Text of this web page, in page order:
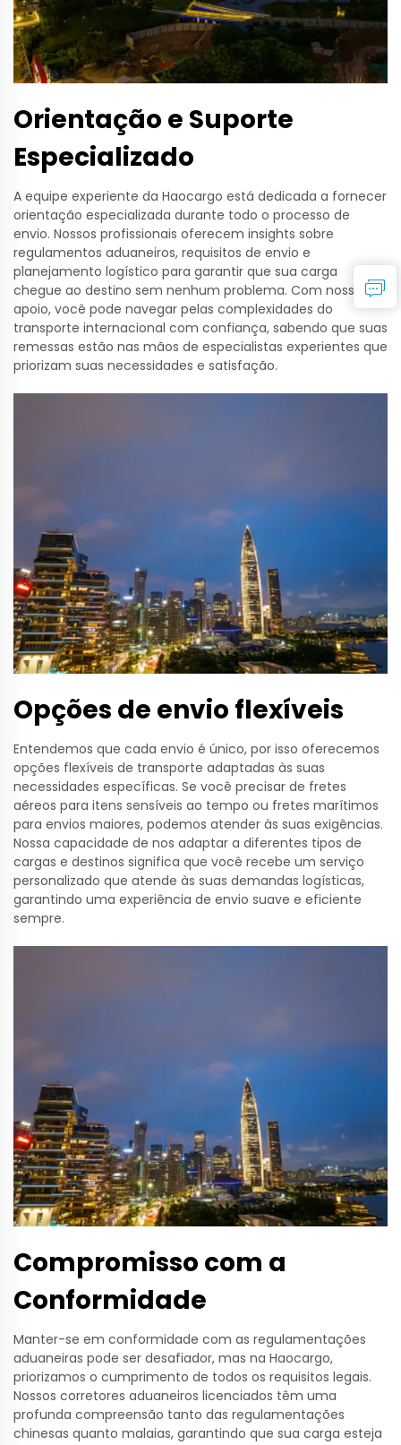
Orientação e Suporte
Especializado
A equipe experiente da Haocargo está dedicada a fornecer
orientação especializada durante todo o processo de
envio. Nossos profissionais oferecem insights sobre
regulamentos aduaneiros, requisitos de envio e
planejamento logístico para garantir que sua carga
chegue ao destino sem nenhum problema. Com nosso
apoio, você pode navegar pelas complexidades do
transporte internacional com confiança, sabendo que suas
remessas estão nas mãos de especialistas experientes que
priorizam suas necessidades e satisfação.
Opções de envio flexíveis
Entendemos que cada envio é único, por isso oferecemos
opções flexíveis de transporte adaptadas às suas
necessidades específicas. Se você precisar de fretes
aéreos para itens sensíveis ao tempo ou fretes marítimos
para envios maiores, podemos atender às suas exigências.
Nossa capacidade de nos adaptar a diferentes tipos de
cargas e destinos significa que você recebe um serviço
personalizado que atende às suas demandas logísticas,
garantindo uma experiência de envio suave e eficiente
sempre.
Compromisso com a
Conformidade
Manter-se em conformidade com as regulamentações
aduaneiras pode ser desafiador, mas na Haocargo,
priorizamos o cumprimento de todos os requisitos legais.
Nossos corretores aduaneiros licenciados têm uma
profunda compreensão tanto das regulamentações
chinesas quanto malaias, garantindo que sua carga esteja